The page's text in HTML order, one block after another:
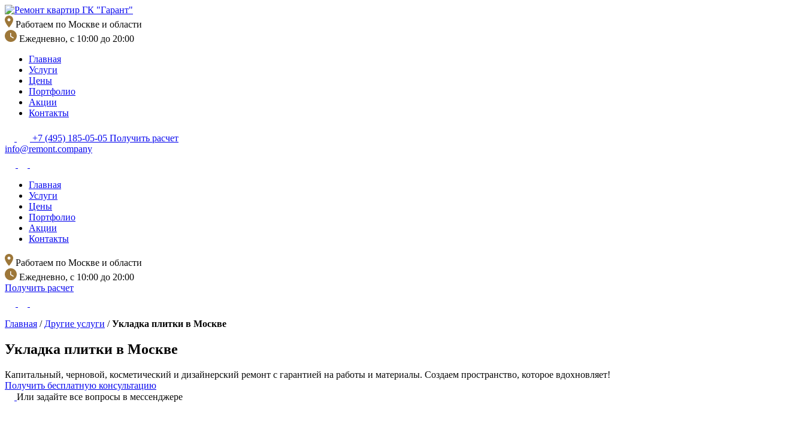
Перейти
к
содержимому
Работаем по Москве и области
Ежедневно, с 10:00 до 20:00
Главная
Услуги
Цены
Портфолио
Акции
Контакты
+7 (495) 185-05-05 Получить расчет
info@remont.company
Главная
Услуги
Цены
Портфолио
Акции
Контакты
Работаем по Москве и области
Ежедневно, с 10:00 до 20:00
Получить расчет
Главная / Другие услуги /Укладка плитки в Москве
Укладка плитки в Москве
Капитальный, черновой, косметический и дизайнерский ремонт с гарантией на работы и материалы. Создаем пространство, которое вдохновляет!
Получить бесплатную консультацию
Или задайте все вопросы в мессенджере